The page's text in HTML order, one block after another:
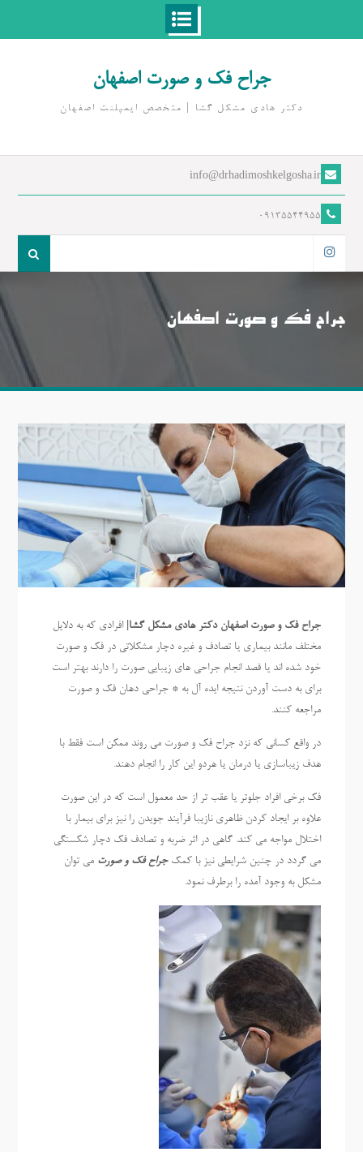
جراح فک و صورت اصفهان
دکتر هادی مشکل گشا | متخصص ايمپلنت اصفهان
info@drhadimoshkelgosha.ir
09135544955
جراح فک و صورت اصفهان
جراح فک و صورت اصفهان دکتر هادی مشکل گشا| افرادی که به دلایل
مختلف مانند بیماری یا تصادف و غیره دچار مشکلاتی در فک و صورت
خود شده اند یا قصد انجام جراحی های زیبایی صورت را دارند بهتر است
برای به دست آوردن نتیجه ایده آل به * جراحی دهان فک و صورت
مراجعه کنند.
در واقع کسانی که نزد جراح فک و صورت می روند ممکن است فقط با
هدف زیباسازی یا درمان یا هردو این کار را انجام دهند.
فک برخی افراد جلوتر یا عقب تر از حد معمول است که در این صورت
علاوه بر ایجاد کردن ظاهری نازیبا فرآیند جویدن را نیز برای بیمار با
اختلال مواجه می کند. گاهی در اثر ضربه و تصادف فک دچار شکستگی
می گردد در چنین شرایطی نیز با کمکجراح فک و صورت می توان
مشکل به وجود آمده را برطرف نمود.